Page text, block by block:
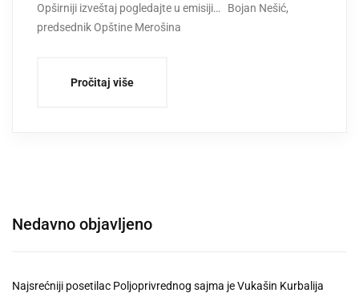
Opširniji izveštaj pogledajte u emisiji… Bojan Nešić,
predsednik Opštine Merošina
Pročitaj više
Nedavno objavljeno
Najsrećniji posetilac Poljoprivrednog sajma je Vukašin Kurbalija